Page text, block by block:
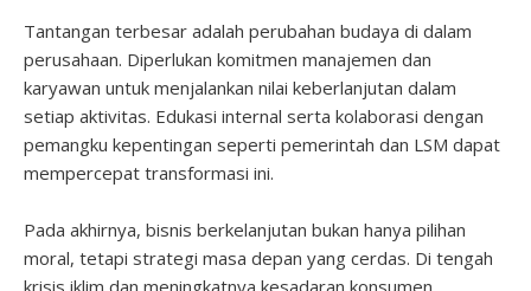
Tantangan terbesar adalah perubahan budaya di dalam
perusahaan. Diperlukan komitmen manajemen dan
karyawan untuk menjalankan nilai keberlanjutan dalam
setiap aktivitas. Edukasi internal serta kolaborasi dengan
pemangku kepentingan seperti pemerintah dan LSM dapat
mempercepat transformasi ini.
Pada akhirnya, bisnis berkelanjutan bukan hanya pilihan
moral, tetapi strategi masa depan yang cerdas. Di tengah
krisis iklim dan meningkatnya kesadaran konsumen,